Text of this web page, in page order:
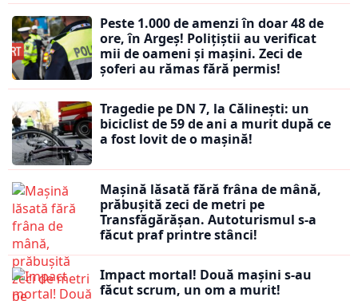
Peste 1.000 de amenzi în doar 48 de
ore, în Argeș! Polițiștii au verificat
mii de oameni și mașini. Zeci de
șoferi au rămas fără permis!
Tragedie pe DN 7, la Călinești: un
biciclist de 59 de ani a murit după ce
a fost lovit de o mașină!
Mașină lăsată fără frâna de mână,
prăbușită zeci de metri pe
Transfăgărășan. Autoturismul s-a
făcut praf printre stânci!
Impact mortal! Două mașini s-au
făcut scrum, un om a murit!